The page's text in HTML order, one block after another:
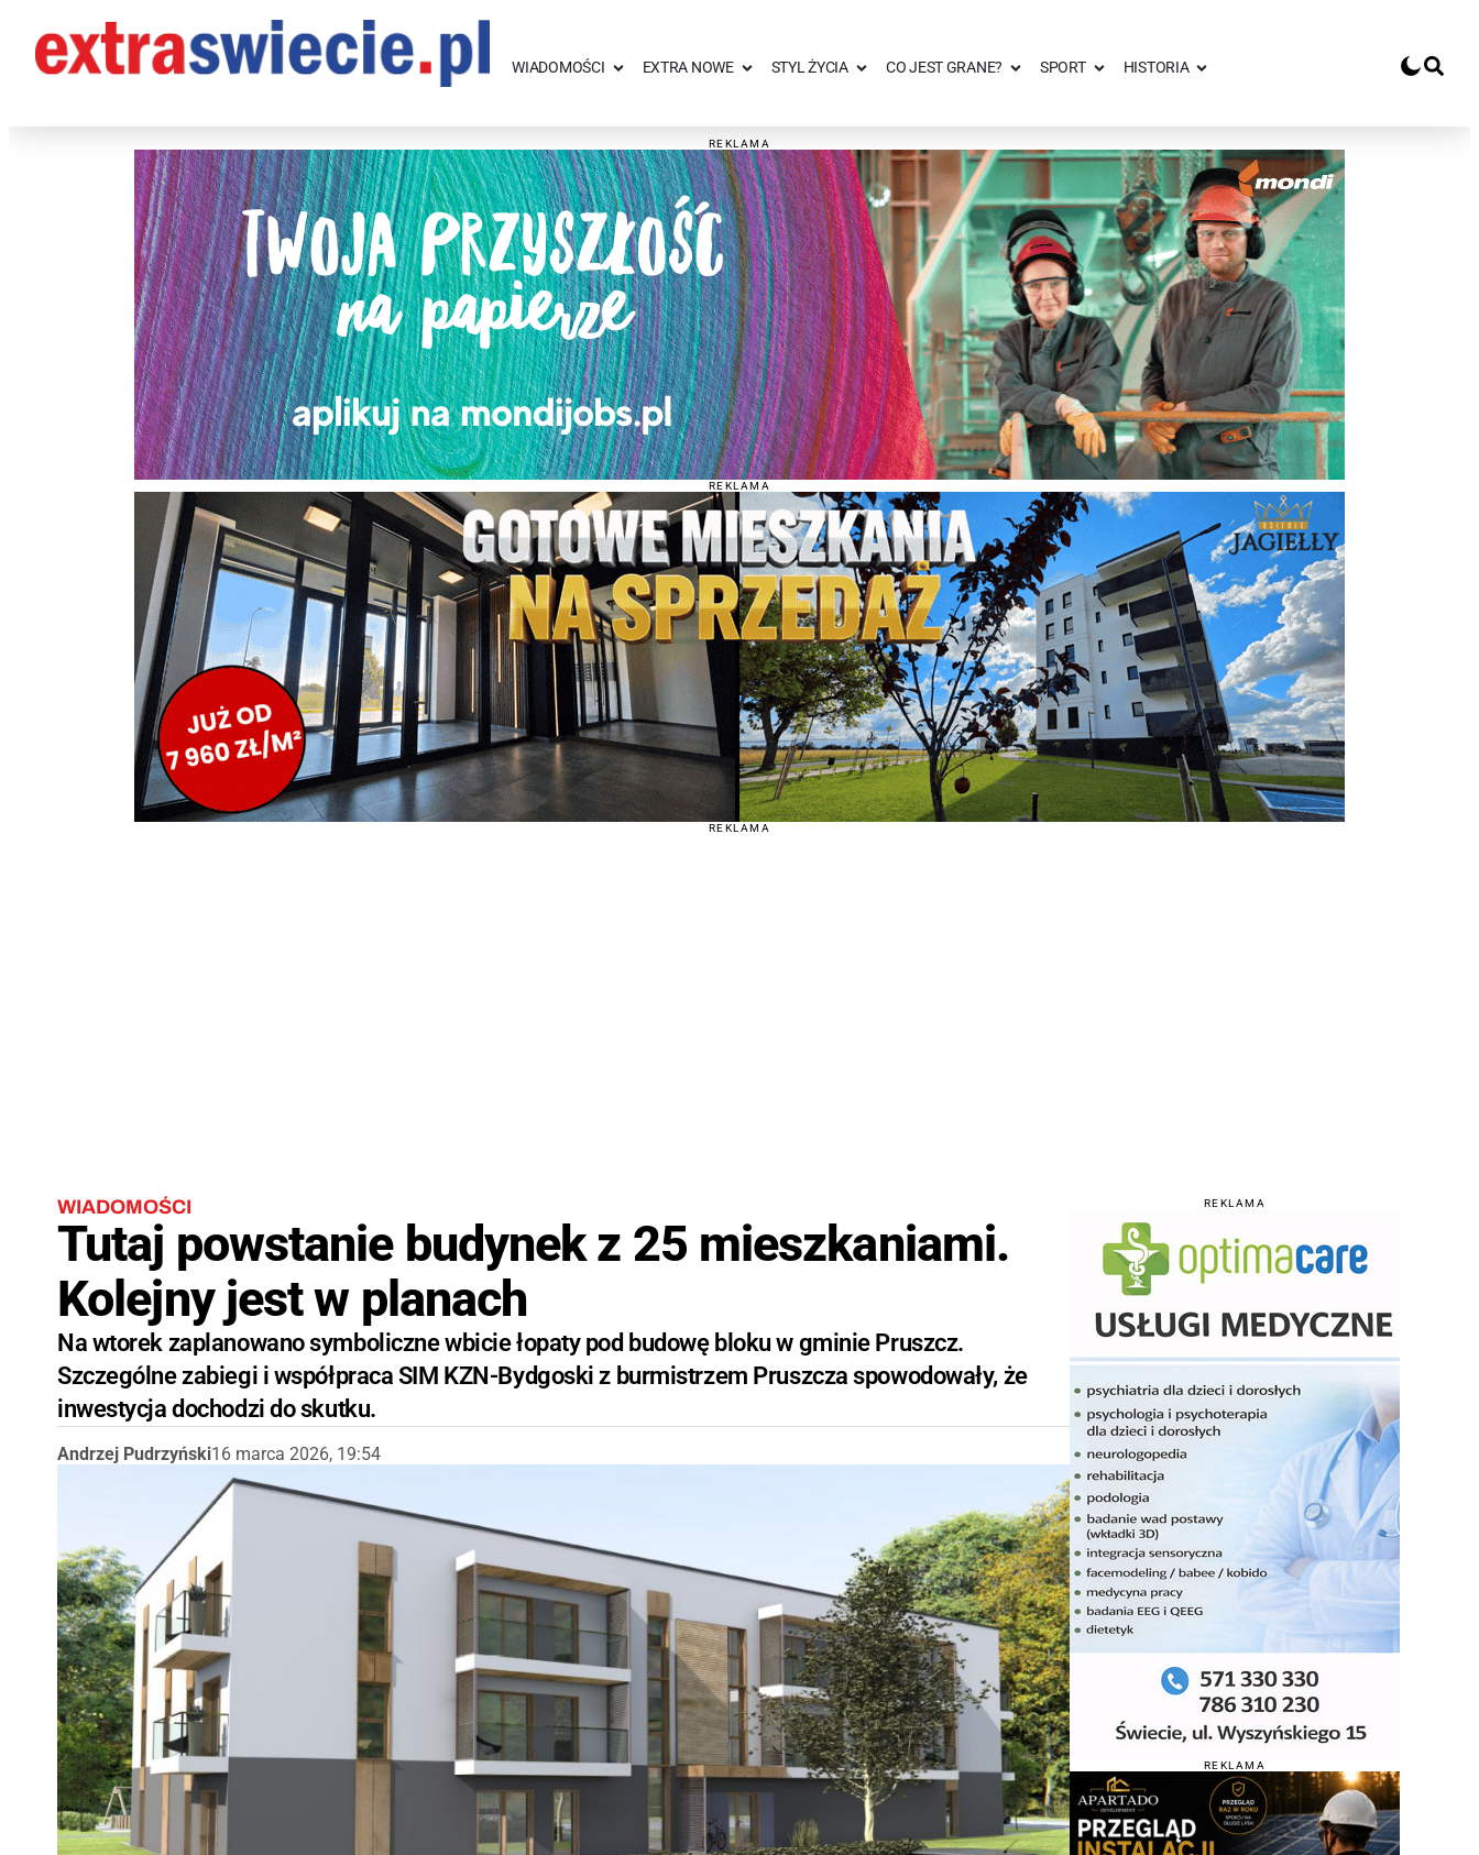
WIADOMOŚCI EXTRA NOWE STYL ŻYCIA CO JEST GRANE? SPORT HISTORIA
REKLAMA
REKLAMA
REKLAMA
WIADOMOŚCI
Tutaj powstanie budynek z 25 mieszkaniami.
Kolejny jest w planach
Na wtorek zaplanowano symboliczne wbicie łopaty pod budowę bloku w gminie Pruszcz.
Szczególne zabiegi i współpraca SIM KZN-Bydgoski z burmistrzem Pruszcza spowodowały, że
inwestycja dochodzi do skutku.
Andrzej Pudrzyński16 marca 2026, 19:54
REKLAMA
REKLAMA